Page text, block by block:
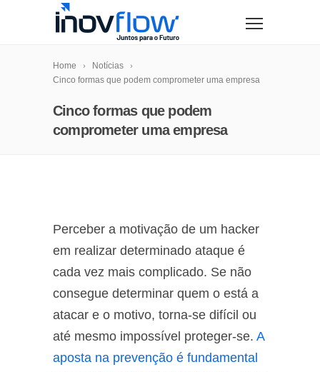
Home
Notícias
Cinco formas que podem comprometer uma empresa
Cinco formas que podem
comprometer uma empresa
Perceber a motivação de um hacker
em realizar determinado ataque é
cada vez mais complicado. Se não
consegue determinar quem o está a
atacar e o motivo, torna-se difícil ou
até mesmo impossível proteger-se. A
aposta na prevenção é fundamental